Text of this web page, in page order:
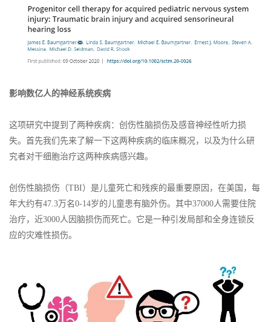
影响数亿人的神经系统疾病
这项研究中提到了两种疾病：创伤性脑损伤及感音神经性听力损
失。首先我们先来了解一下这两种疾病的临床概况，以及为什么研
究者对干细胞治疗这两种疾病感兴趣。
创伤性脑损伤（TBI）是儿童死亡和残疾的最重要原因，在美国，每
年大约有47.3万名0-14岁的儿童患有脑外伤。其中37000人需要住院
治疗，近3000人因脑损伤而死亡。它是一种引发局部和全身连锁反
应的灾难性损伤。